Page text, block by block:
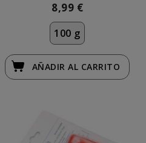
8,99 €
100 g
AÑADIRAL CARRITO